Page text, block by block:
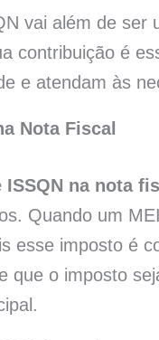
vai além de ser
contribuição é
e atendam às
Nota Fiscal
ISSQN na nota
Quando um
esse imposto é
que o imposto